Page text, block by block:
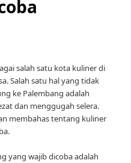
salah satu kota kuliner di
Salah satu hal yang tidak
ke Palembang adalah
dan menggugah selera.
membahas tentang kuliner
yang wajib dicoba adalah